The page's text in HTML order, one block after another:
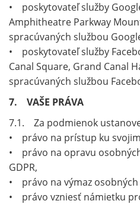
• poskytovateľ služby
Amphitheatre Parkway
spracúvaných službou
• poskytovateľ služby
Canal Square, Grand Canal
spracúvaných službou
7. VAŠE PRÁVA
7.1. Za podmienok
• právo na prístup ku
• právo na opravu
GDPR,
• právo na výmaz osobných
• právo vzniesť námietku